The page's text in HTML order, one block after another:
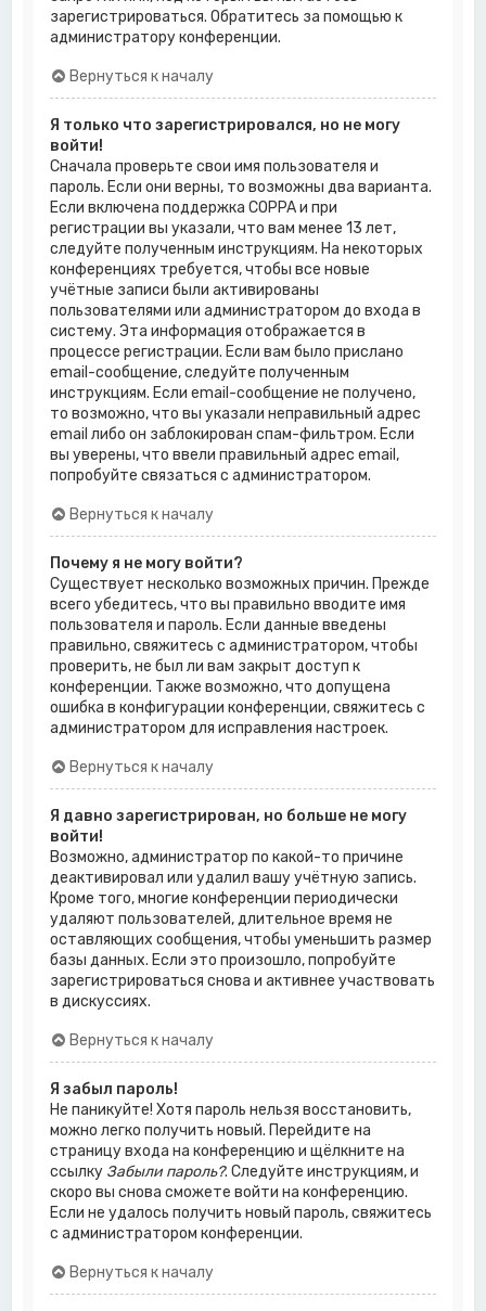
зарегистрироваться. Обратитесь за помощью к
администратору конференции.
Вернуться к началу
Я только что зарегистрировался, но не могу
войти!
Сначала проверьте свои имя пользователя и
пароль. Если они верны, то возможны два варианта.
Если включена поддержка COPPA и при
регистрации вы указали, что вам менее 13 лет,
следуйте полученным инструкциям. На некоторых
конференциях требуется, чтобы все новые
учётные записи были активированы
пользователями или администратором до входа в
систему. Эта информация отображается в
процессе регистрации. Если вам было прислано
email-сообщение, следуйте полученным
инструкциям. Если email-сообщение не получено,
то возможно, что вы указали неправильный адрес
email либо он заблокирован спам-фильтром. Если
вы уверены, что ввели правильный адрес email,
попробуйте связаться с администратором.
Вернуться к началу
Почему я не могу войти?
Существует несколько возможных причин. Прежде
всего убедитесь, что вы правильно вводите имя
пользователя и пароль. Если данные введены
правильно, свяжитесь с администратором, чтобы
проверить, не был ли вам закрыт доступ к
конференции. Также возможно, что допущена
ошибка в конфигурации конференции, свяжитесь с
администратором для исправления настроек.
Вернуться к началу
Я давно зарегистрирован, но больше не могу
войти!
Возможно, администратор по какой-то причине
деактивировал или удалил вашу учётную запись.
Кроме того, многие конференции периодически
удаляют пользователей, длительное время не
оставляющих сообщения, чтобы уменьшить размер
базы данных. Если это произошло, попробуйте
зарегистрироваться снова и активнее участвовать
в дискуссиях.
Вернуться к началу
Я забыл пароль!
Не паникуйте! Хотя пароль нельзя восстановить,
можно легко получить новый. Перейдите на
страницу входа на конференцию и щёлкните на
ссылку Забыли пароль?. Следуйте инструкциям, и
скоро вы снова сможете войти на конференцию.
Если не удалось получить новый пароль, свяжитесь
с администратором конференции.
Вернуться к началу